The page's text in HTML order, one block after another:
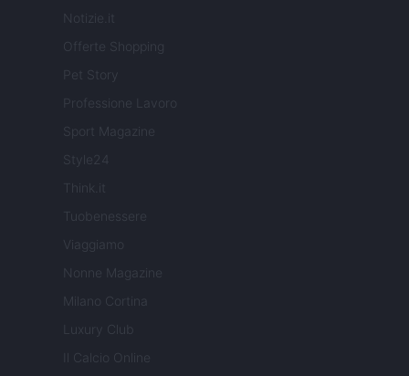
Notizie.it
Offerte Shopping
Pet Story
Professione Lavoro
Sport Magazine
Style24
Think.it
Tuobenessere
Viaggiamo
Nonne Magazine
Milano Cortina
Luxury Club
Il Calcio Online